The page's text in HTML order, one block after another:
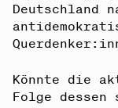
Deutschland
Könnte die
Folge